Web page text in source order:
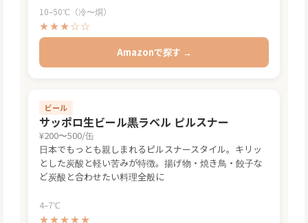
10–50℃（冷〜燗）
★★★☆☆
Amazonで探す →
ビール
サッポロ生ビール黒ラベル ピルスナー
¥200〜500/缶
日本でもっとも親しまれるピルスナースタイル。キリッ
とした炭酸と軽い苦みが特徴。揚げ物・焼き鳥・餃子な
ど炭酸と合わせたい料理全般に
4–7℃
★★★★★